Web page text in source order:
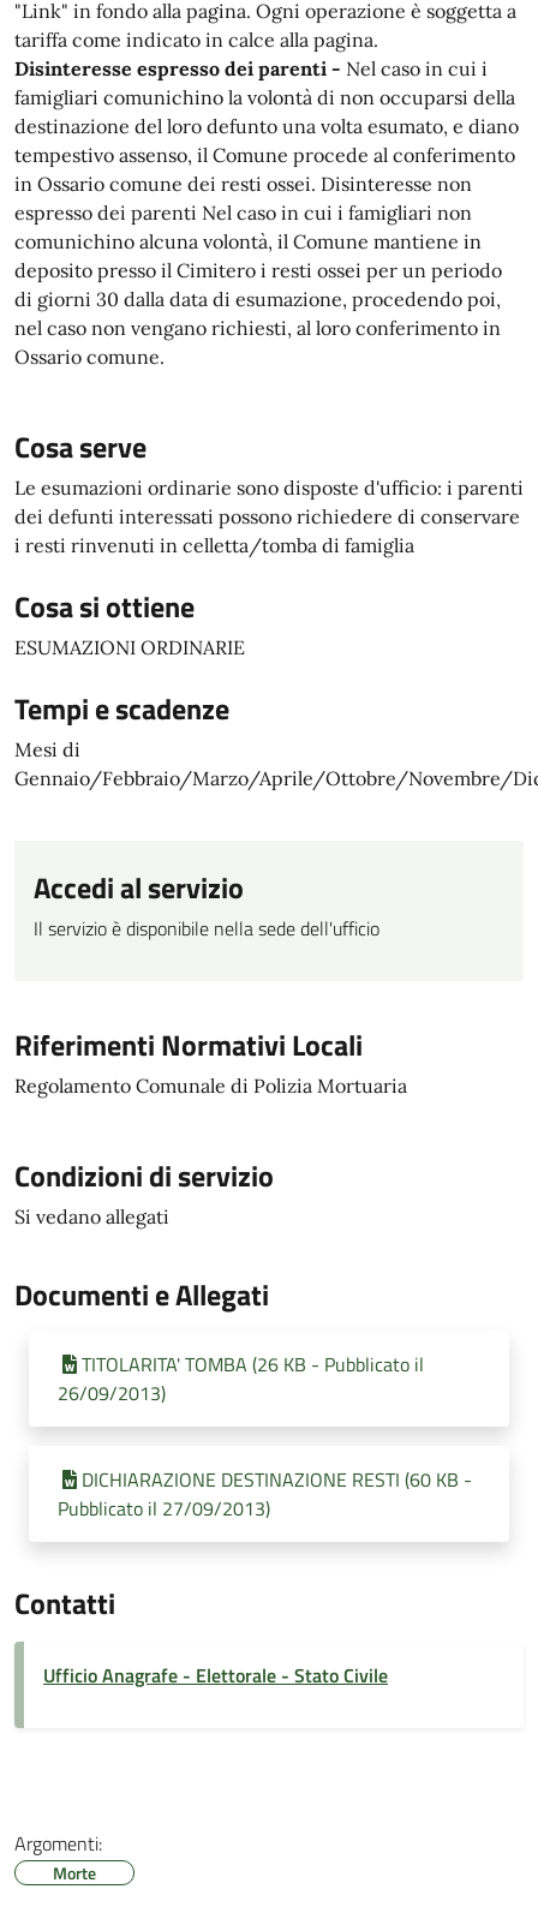
"Link" in fondo alla pagina. Ogni operazione è soggetta a
tariffa come indicato in calce alla pagina.
Disinteresse espresso dei parenti - Nel caso in cui i
famigliari comunichino la volontà di non occuparsi della
destinazione del loro defunto una volta esumato, e diano
tempestivo assenso, il Comune procede al conferimento
in Ossario comune dei resti ossei. Disinteresse non
espresso dei parenti Nel caso in cui i famigliari non
comunichino alcuna volontà, il Comune mantiene in
deposito presso il Cimitero i resti ossei per un periodo
di giorni 30 dalla data di esumazione, procedendo poi,
nel caso non vengano richiesti, al loro conferimento in
Ossario comune.
Cosa serve
Le esumazioni ordinarie sono disposte d'ufficio: i parenti
dei defunti interessati possono richiedere di conservare
i resti rinvenuti in celletta/tomba di famiglia
Cosa si ottiene
ESUMAZIONI ORDINARIE
Tempi e scadenze
Mesi di
Gennaio/Febbraio/Marzo/Aprile/Ottobre/Novembre/
Accedi al servizio
Il servizio è disponibile nella sede dell'ufficio
Riferimenti Normativi Locali
Regolamento Comunale di Polizia Mortuaria
Condizioni di servizio
Si vedano allegati
Documenti e Allegati
TITOLARITA' TOMBA (26 KB - Pubblicato il
26/09/2013)
DICHIARAZIONE DESTINAZIONE RESTI (60 KB -
Pubblicato il 27/09/2013)
Contatti
Ufficio Anagrafe - Elettorale - Stato Civile
Argomenti:
Morte